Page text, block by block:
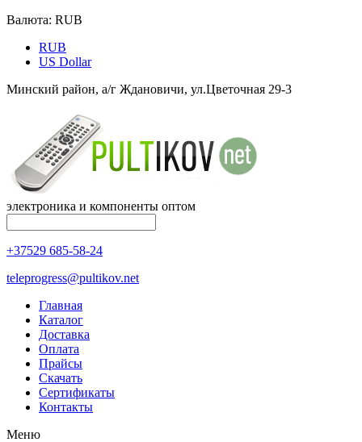
Валюта: RUB
RUB
US Dollar
Минский район, а/г Ждановичи, ул.Цветочная 29-3
электроника и компоненты оптом
+37529 685-58-24
teleprogress@pultikov.net
Главная
Каталог
Доставка
Оплата
Прайсы
Cкачать
Сертификаты
Контакты
Меню